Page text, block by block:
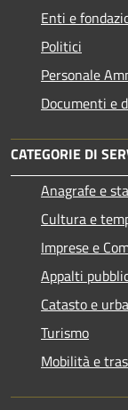
Enti e
Politici
Personale
Documenti e
CATEGORIE DI
Anagrafe e
Cultura e
Imprese e
Appalti
Catasto e
Turismo
Mobilità e